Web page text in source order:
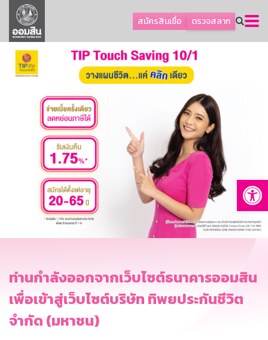
สมัครสินเชื่อ ตรวจสลาก
ลูกค้าธุรกิจ
ลูกค้าผู้ประกอบรายย่อย
โปรโมชัน
ออมเพื่อสุข
เกี่ยวกับธนาคาร
การพัฒนาที่ยั่งยืน
ข่าวสาร
บริการทางการเงิน
อื่นๆ
ติดต่อเรา
บริการออนไลน์
GSB Society
ท่านกำลังออกจากเว็บไซต์ธนาคารออมสิน
เพื่อเข้าสู่เว็บไซต์บริษัท ทิพยประกันชีวิต
จำกัด (มหาชน)